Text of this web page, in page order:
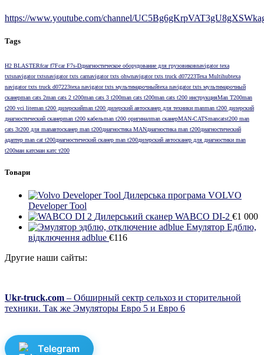
https://www.youtube.com/channel/
Tags
H2 BLASTERfcar f7Fcar F7s-Dдиагностическое оборудование для грузовиковnavigator texa
txtsnavigator txtsnavigator txts carnavigator txts ohwnavigator txts truck d07223Texa Multihubtexa
navigator txts truck d07223texa navigator txts мультимарочныйtexa navigator txts мультимарочный
сканерman cats 2man cats 2 t200man cats 3 t200man cats t200man cats t200 инструкцияMan T200man
t200 vci liteman t200 дилерскийman t200 дилерский автосканер для техники manman t200 дилерский
диагностический сканерman t200 кабельman t200 оригиналman сканерMAN-CATSmancatst200 man
cats 3t200 для manавтосканер man t200диагностика MANдиагностика man t200диагностический
адаптер man cat t200диагностический сканер man t200дилерский автосканер для диагностики man
t200ман катсман катс т200
Товари
Дилерська програма VOLVO
Developer Tool
Дилерський сканер WABCO DI-2 €1 000
Емулятор Едблю,
відключення adblue €116
Другие наши сайты:
Ukr-truck.com – Обширный сектр сельхоз и сторительной
техники. Так же Эмуляторы Евро 5 и Евро 6
Telegram